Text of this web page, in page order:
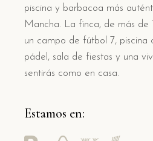
piscina y barbacoa más
Mancha. La finca, de más de
un campo de fútbol 7, piscina
pádel, sala de fiestas y una
sentirás como en casa.
Estamos en: